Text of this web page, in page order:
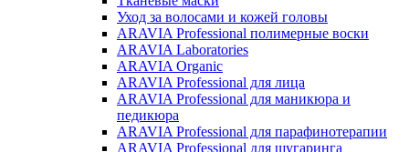
Уход за волосами и кожей головы
ARAVIA Professional полимерные воски
ARAVIA Laboratories
ARAVIA Organic
ARAVIA Professional для лица
ARAVIA Professional для маникюра и
педикюра
ARAVIA Professional для парафинотерапии
ARAVIA Professional для шугаринга